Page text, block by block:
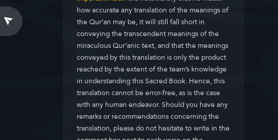
how accurate any translation of the meanings of
the Qur’an may be, it will still fall short in
conveying the transcendent meanings of the
miraculous Qur’anic text, and that the meanings
conveyed by this translation is only the product
reached by the extent of the team’s knowledge
in understanding this Sacred Book. Hence, this
translation cannot be error-free, as is the case
with any human endeavor. Should you have any
remarks or recommendations concerning the
translation, please do not hesitate to write in the